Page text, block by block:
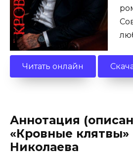
Читать онлайн
Аннотация
«Кровные клятвы»
Николаева